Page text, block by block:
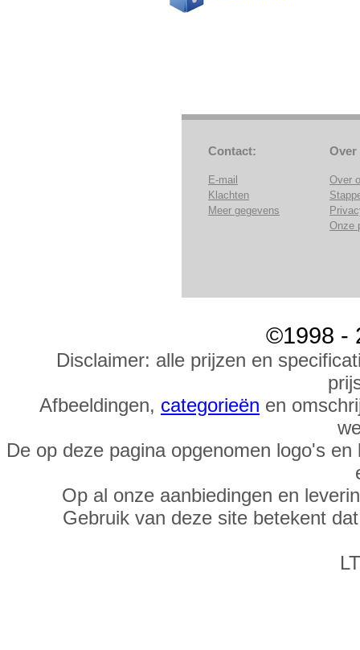
Contact:
E-mail
Klachten
Meer gegevens
Over
Over
Onze
©1998 -
Disclaimer: alle prijzen en
Afbeeldingen, categorieën en
De op deze pagina opgenomen logo's
Op al onze aanbiedingen en
Gebruik van deze site betekent